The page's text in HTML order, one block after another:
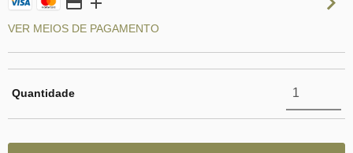
VER MEIOS DE PAGAMENTO
Quantidade